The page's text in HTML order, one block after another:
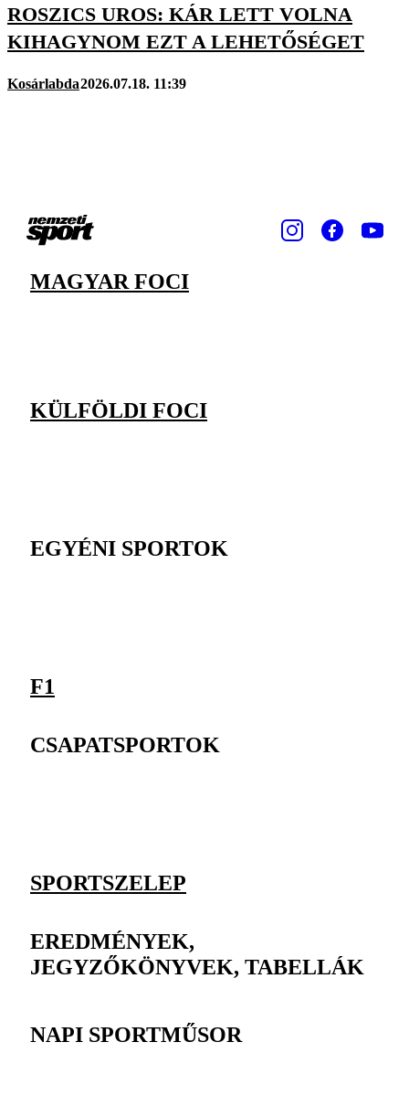
ROSZICS UROS: KÁR LETT VOLNA
KIHAGYNOM EZT A LEHETŐSÉGET
Kosárlabda2026.07.18. 11:39
MAGYAR FOCI
KÜLFÖLDI FOCI
EGYÉNI SPORTOK
F1
CSAPATSPORTOK
SPORTSZELEP
EREDMÉNYEK,
JEGYZŐKÖNYVEK, TABELLÁK
NAPI SPORTMŰSOR